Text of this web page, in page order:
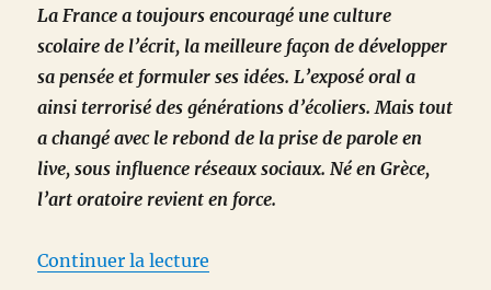
La France a toujours encouragé une culture
scolaire de l’écrit, la meilleure façon de développer
sa pensée et formuler ses idées. L’exposé oral a
ainsi terrorisé des générations d’écoliers. Mais tout
a changé avec le rebond de la prise de parole en
live, sous influence réseaux sociaux. Né en Grèce,
l’art oratoire revient en force.
Continuer la lecture